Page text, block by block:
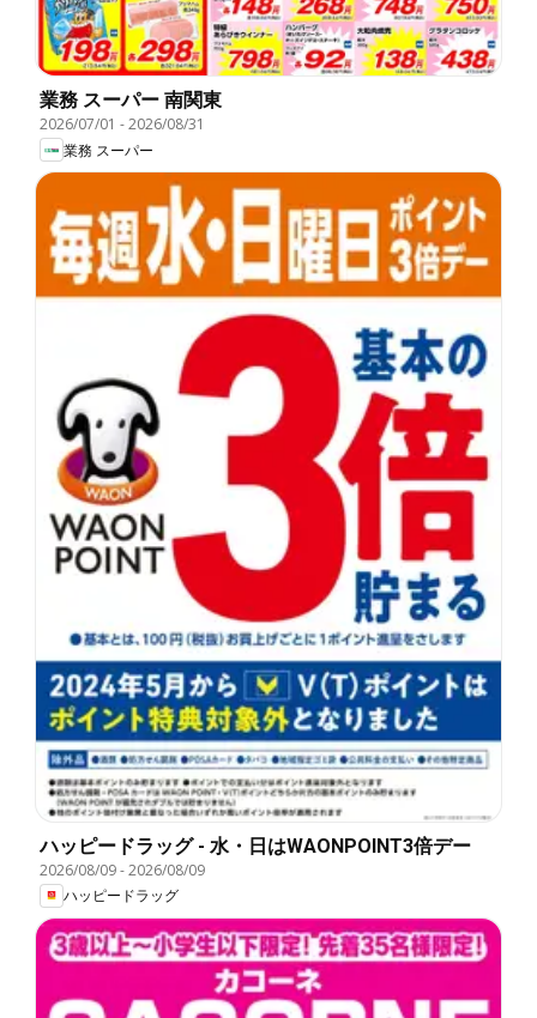
業務 スーパー 南関東
2026/07/01 -2026/08/31
業務 スーパー
ハッピードラッグ - 水・日はWAONPOINT3倍デー
2026/08/09-2026/08/09
ハッピードラッグ